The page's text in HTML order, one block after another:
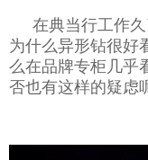
在典当行工作
为什么异形钻很好
么在品牌专柜几乎
否也有这样的疑虑